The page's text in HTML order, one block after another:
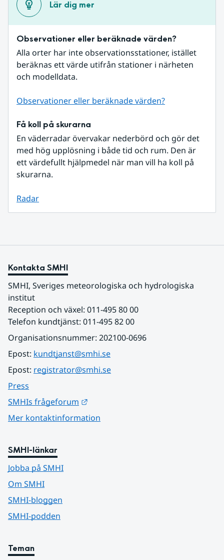
Lär dig mer
Observationer eller beräknade värden?
Alla orter har inte observationsstationer, istället
beräknas ett värde utifrån stationer i närheten
och modelldata.
Observationer eller beräknade värden?
Få koll på skurarna
En väderradar övervakar nederbörd och gör det
med hög upplösning i både tid och rum. Den är
ett värdefullt hjälpmedel när man vill ha koll på
skurarna.
Radar
Kontakta SMHI
SMHI, Sveriges meteorologiska och hydrologiska
institut
Reception och växel: 011-495 80 00
Telefon kundtjänst: 011-495 82 00
Organisationsnummer: 202100-0696
Epost: kundtjanst@smhi.se
Epost: registrator@smhi.se
Press
SMHIs frågeforum
Mer kontaktinformation
SMHI-länkar
Jobba på SMHI
Om SMHI
SMHI-bloggen
SMHI-podden
Teman